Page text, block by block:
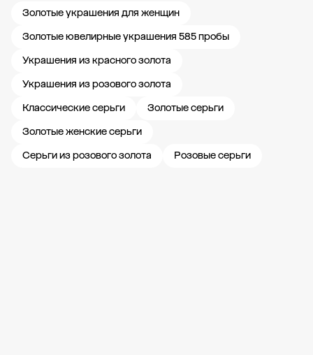
Золотые украшения для женщин
Золотые ювелирные украшения 585 пробы
Украшения из красного золота
Украшения из розового золота
Классические серьги
Золотые серьги
Золотые женские серьги
Серьги из розового золота
Розовые серьги